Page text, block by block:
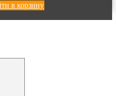
в корзину